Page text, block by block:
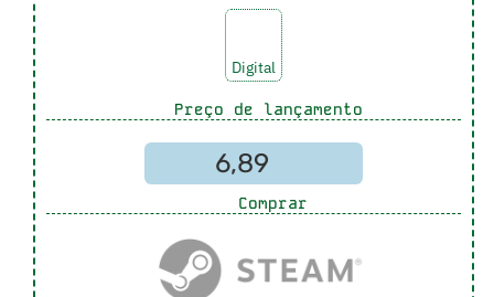
Digital
Preço de lançamento
6,89
Comprar